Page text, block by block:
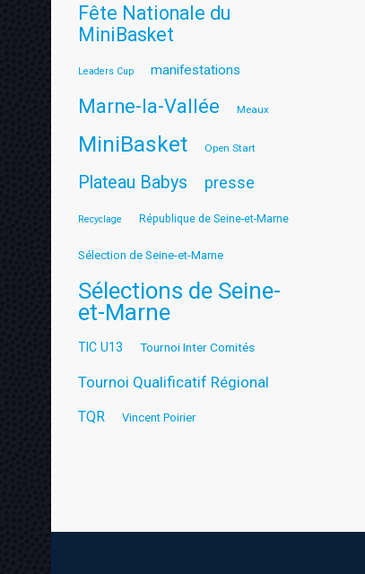
Fête Nationale du
MiniBasket
Leaders Cup manifestations
Marne-la-Vallée Meaux
MiniBasket Open Start
Plateau Babys presse
Recyclage République de Seine-et-Marne
Sélection de Seine-et-Marne
Sélections de Seine-
et-Marne
TIC U13 Tournoi Inter Comités
Tournoi Qualificatif Régional
TQR Vincent Poirier